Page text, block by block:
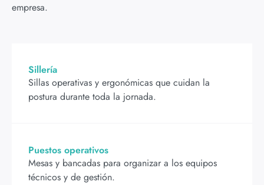
empresa.
Sillería
Sillas operativas y ergonómicas que cuidan la
postura durante toda la jornada.
Puestos operativos
Mesas y bancadas para organizar a los equipos
técnicos y de gestión.